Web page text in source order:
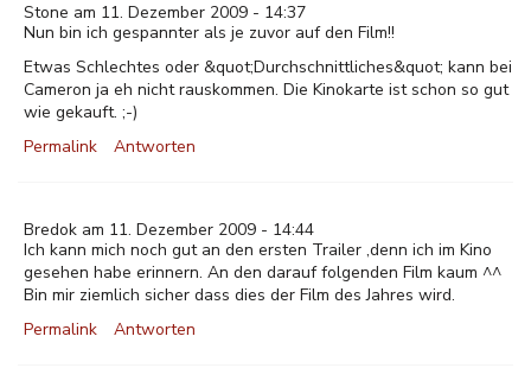
Stone am 11. Dezember 2009 - 14:37
Nun bin ich gespannter als je zuvor auf den Film!!
Etwas Schlechtes oder &quot;Durchschnittliches&quot; kann bei
Cameron ja eh nicht rauskommen. Die Kinokarte ist schon so gut
wie gekauft. ;-)
Permalink
Antworten
Bredok am 11. Dezember 2009 - 14:44
Ich kann mich noch gut an den ersten Trailer ,denn ich im Kino
gesehen habe erinnern. An den darauf folgenden Film kaum ^^
Bin mir ziemlich sicher dass dies der Film des Jahres wird.
Permalink
Antworten